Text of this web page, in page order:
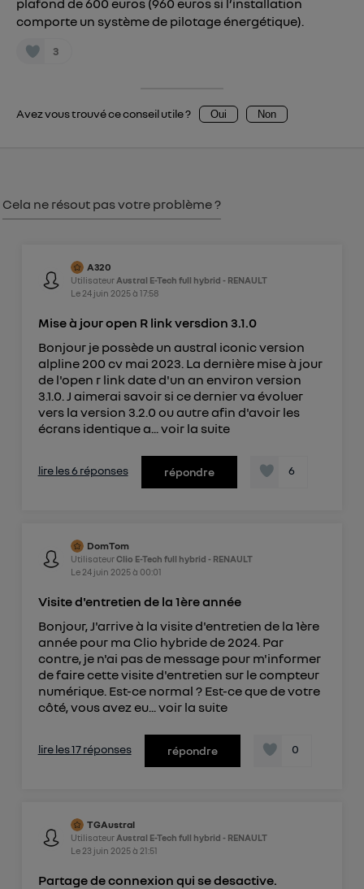
plafond de 600 euros (960 euros si l’installation
comporte un système de pilotage énergétique).
3
Avez vous trouvé ce conseil utile ? Oui Non
Cela ne résout pas votre problème ?
A320
Utilisateur Austral E-Tech full hybrid - RENAULT
Le 24 juin 2025à 17:58
Mise à jour open R link versdion 3.1.0
Bonjour je possède un austral iconic version
alpline 200 cv mai 2023. La dernière mise à jour
de l'open r link date d'un an environ version
3.1.0. J aimerai savoir si ce dernier va évoluer
vers la version 3.2.0 ou autre afin d'avoir les
écrans identique a... voir la suite
lire les 6 réponses répondre 6
DomTom
UtilisateurClio E-Tech full hybrid - RENAULT
Le 24 juin 2025à 00:01
Visite d'entretien de la 1ère année
Bonjour, J'arrive à la visite d'entretien de la 1ère
année pour ma Clio hybride de 2024. Par
contre, je n'ai pas de message pour m'informer
de faire cette visite d'entretien sur le compteur
numérique. Est-ce normal ? Est-ce que de votre
côté, vous avez eu... voir la suite
lire les 17 réponses répondre 0
TGAustral
Utilisateur Austral E-Tech full hybrid - RENAULT
Le 23 juin 2025à 21:51
Partage de connexion qui se desactive.
Vous pouvez à tout moment retirer ce
") ou via la page « gérer Utiq » en bas de ce site.
personnelles d'Utiq